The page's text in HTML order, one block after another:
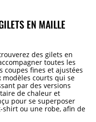
EN MAILLE
des gilets en
toutes les
coupes fines et ajustées
modèles courts qui se
par des versions
de chaleur et
pour se superposer
shirt ou une robe, afin de